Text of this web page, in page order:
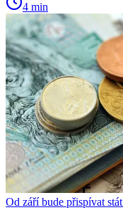
4 min
Od září bude přispívat